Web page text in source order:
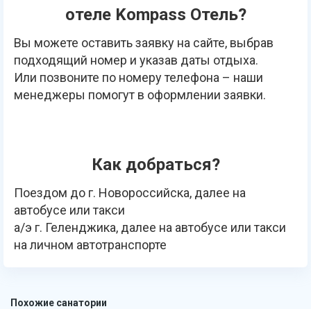
отеле Kompass Отель?
Вы можете оставить заявку на сайте, выбрав
подходящий номер и указав даты отдыха.
Или позвоните по номеру телефона – наши
менеджеры помогут в оформлении заявки.
Как добраться?
Поездом до г. Новороссийска, далее на
автобусе или такси
а/э г. Геленджика, далее на автобусе или такси
на личном автотранспорте
Похожие санатории